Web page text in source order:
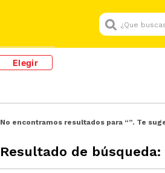
¿Que buscas
Elegir
No encontramos resultados para “”. Te
Resultado de búsqueda: